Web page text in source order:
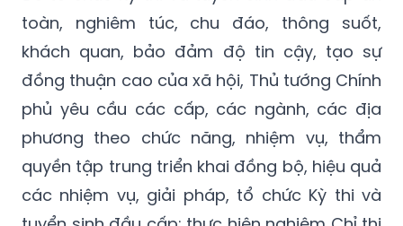
tạp.
Để tổ chức Kỳ thi và tuyển sinh đầu cấp an
toàn, nghiêm túc, chu đáo, thông suốt,
khách quan, bảo đảm độ tin cậy, tạo sự
đồng thuận cao của xã hội, Thủ tướng Chính
phủ yêu cầu các cấp, các ngành, các địa
phương theo chức năng, nhiệm vụ, thẩm